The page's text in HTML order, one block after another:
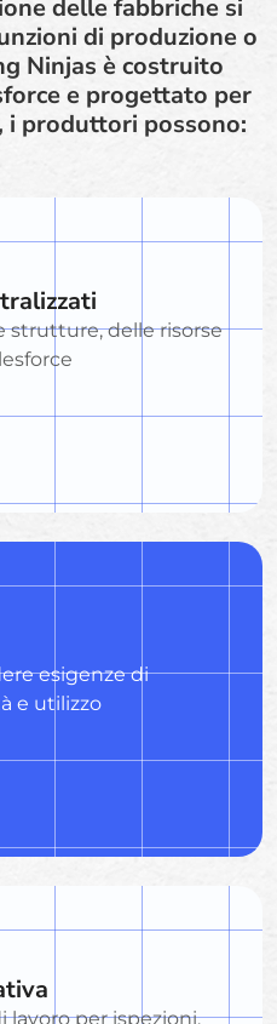
delle fabbriche si
di produzione o
Ninjas è costruito
e progettato per
i produttori possono:
strutture, delle risorse
esigenze di
e utilizzo
lavoro per ispezioni,